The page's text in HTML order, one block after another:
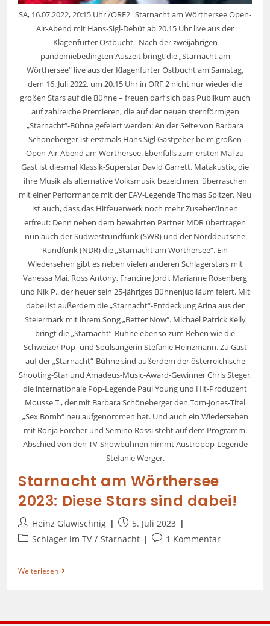
SA, 16.07.2022, 20:15 Uhr /ORF2 Starnacht am Wörthersee Open-
Air-Abend mit Hans-Sigl-Debüt ab 20.15 Uhr live aus der
Klagenfurter Ostbucht Nach der zweijährigen
pandemiebedingten Auszeit bringt die „Starnacht am
Wörthersee“ live aus der Klagenfurter Ostbucht am Samstag,
dem 16. Juli 2022, um 20.15 Uhr in ORF 2 nicht nur wieder die
großen Stars auf die Bühne – freuen darf sich das Publikum auch
auf zahlreiche Premieren, die auf der neuen sternförmigen
„Starnacht“-Bühne gefeiert werden: An der Seite von Barbara
Schöneberger ist erstmals Hans Sigl Gastgeber beim großen
Open-Air-Abend am Wörthersee. Ebenfalls zum ersten Mal zu
Gast ist diesmal Klassik-Superstar David Garrett. Matakustix, die
ihre Musik als alternative Volksmusik bezeichnen, überraschen
mit einer Performance mit der EAV-Legende Thomas Spitzer. Neu
ist auch, dass das Hitfeuerwerk noch mehr Zuseher/innen
erfreut: Denn neben dem bewährten Partner MDR übertragen
nun auch der Südwestrundfunk (SWR) und der Norddeutsche
Rundfunk (NDR) die „Starnacht am Wörthersee“. Ein
Wiedersehen gibt es neben vielen anderen Schlagerstars mit
Vanessa Mai, Ross Antony, Francine Jordi, Marianne Rosenberg
und Nik P., der heuer sein 25-jähriges Bühnenjubiläum feiert. Mit
dabei ist außerdem die „Starnacht“-Entdeckung Arina aus der
Steiermark mit ihrem Song „Better Now“. Michael Patrick Kelly
bringt die „Starnacht“-Bühne ebenso zum Beben wie die
Schweizer Pop- und Soulsängerin Stefanie Heinzmann. Zu Gast
auf der „Starnacht“-Bühne sind außerdem der österreichische
Shooting-Star und Amadeus-Music-Award-Gewinner Chris Steger,
die internationale Pop-Legende Paul Young und Hit-Produzent
Mousse T., der mit Barbara Schöneberger den Tom-Jones-Titel
„Sex Bomb“ neu aufgenommen hat. Und auch ein Wiedersehen
mit Ronja Forcher und Semino Rossi steht auf dem Programm.
Abschied von den TV-Showbühnen nimmt Austropop-Legende
Stefanie Werger.
Starnacht am Wörthersee
2023: Diese Stars sind dabei!
Heinz Glawischnig
5. Juli 2023
Schlager im TV / Starnacht 1 Kommentar
Weiterlesen